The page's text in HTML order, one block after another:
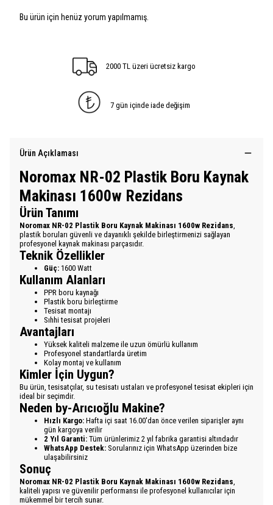
Bu ürün için henüz yorum yapılmamış.
2000 TL üzeri ücretsiz kargo
7 gün içinde iade değişim
Ürün Açıklaması
Noromax NR-02 Plastik Boru Kaynak
Makinası 1600w Rezidans
Ürün Tanımı
Noromax NR-02 Plastik Boru Kaynak Makinası 1600w Rezidans,
plastik boruları güvenli ve dayanıklı şekilde birleştirmenizi sağlayan
profesyonel kaynak makinası parçasıdır.
Teknik Özellikler
Güç: 1600 Watt
Kullanım Alanları
PPR boru kaynağı
Plastik boru birleştirme
Tesisat montajı
Sıhhi tesisat projeleri
Avantajları
Yüksek kaliteli malzeme ile uzun ömürlü kullanım
Profesyonel standartlarda üretim
Kolay montaj ve kullanım
Kimler İçin Uygun?
Bu ürün, tesisatçılar, su tesisatı ustaları ve profesyonel tesisat ekipleri için
ideal bir seçimdir.
Neden by-Arıcıoğlu Makine?
Hızlı Kargo: Hafta içi saat 16.00'dan önce verilen siparişler aynı
gün kargoya verilir
2 Yıl Garanti: Tüm ürünlerimiz 2 yıl fabrika garantisi altındadır
WhatsApp Destek: Sorularınız için WhatsApp üzerinden bize
ulaşabilirsiniz
Sonuç
Noromax NR-02 Plastik Boru Kaynak Makinası 1600w Rezidans,
kaliteli yapısı ve güvenilir performansı ile profesyonel kullanıcılar için
mükemmel bir tercih sunar.